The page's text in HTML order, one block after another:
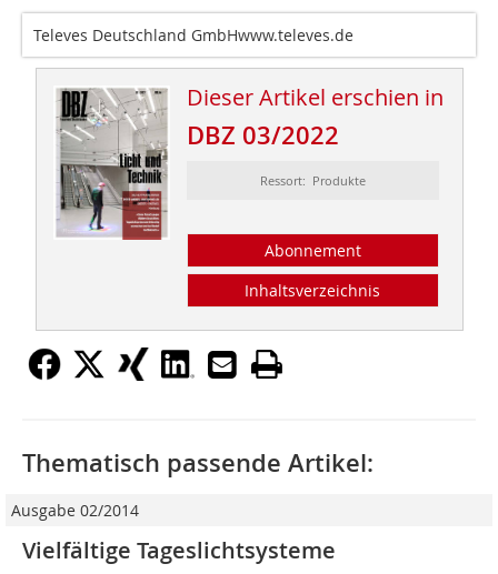
Televes Deutschland GmbHwww.televes.de
Dieser Artikel erschien in
DBZ 03/2022
Ressort: Produkte
Abonnement
Inhaltsverzeichnis
Thematisch passende Artikel:
Ausgabe 02/2014
Vielfältige Tageslichtsysteme